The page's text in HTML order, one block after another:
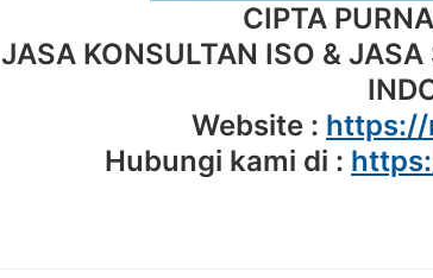
CIPTA
JASA KONSULTAN ISO & JASA
Website : https://
Hubungi kami di :